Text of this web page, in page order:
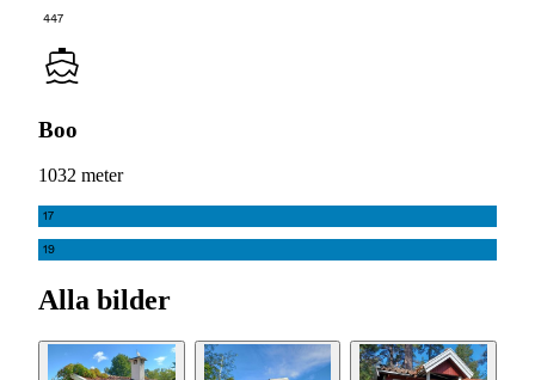
447
Boo
1032 meter
17
19
Alla bilder